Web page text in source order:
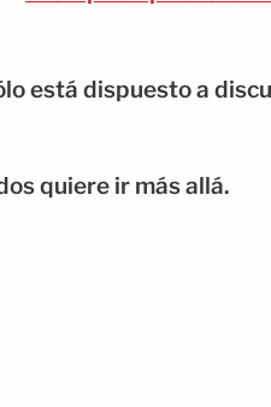
está dispuesto a
quiere ir más allá.